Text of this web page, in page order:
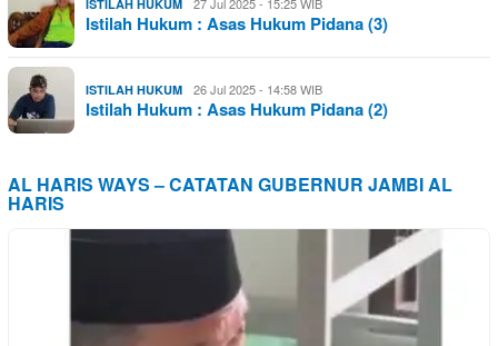
ISTILAH HUKUM 27 Jul 2025 - 15:25 WIB
Istilah Hukum : Asas Hukum Pidana (3)
ISTILAH HUKUM 26 Jul 2025 - 14:58 WIB
Istilah Hukum : Asas Hukum Pidana (2)
AL HARIS WAYS – CATATAN GUBERNUR JAMBI AL
HARIS